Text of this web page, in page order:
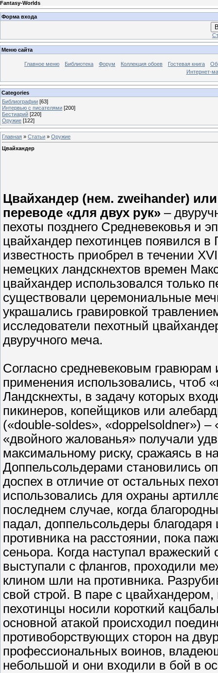
Fantasy-Worlds
Форма входа
Меню сайта
Главное меню Библиотека Форум Коллекция обоев Гостевая книга
Интернет-
Categories
Библиографии [63]
Интервью с писателями [200]
Бестиарий [220]
Оружие [122]
Главная » Статьи » Оружие
Цвайхандер
Цвайхандер (нем. zweihander)
переводе «для двух рук» –
пехоты позднего Средневековья и
цвайхандер пехотинцев появился
известность приобрел в течении
немецких ландскнехтов времен
цвайхандер использовался только
существовали церемониальные
украшались гравировкой
исследователи пехотный
двуручного меча.
Согласно средневековым
применения использовались, чтоб
Ландскнехты, в задачу которых
пикинеров, копейщиков или
(«double-soldes», «doppelsoldner»)
«двойного жалованья» получали
максимальному риску, сражаясь в
Доппельсольдерами становились
доспех в отличие от остальных
использовались для охраны
последнем случае, когда
падал, доппельсольдеры
противника на расстоянии, пока
сеньора. Когда наступал
выступали с флангов, проходили
клином шли на противника.
свой строй. В паре с
пехотинцы носили короткий
основной атакой происходил
противоборствующих сторон на
профессиональных воинов,
небольшой и они входили в бой в